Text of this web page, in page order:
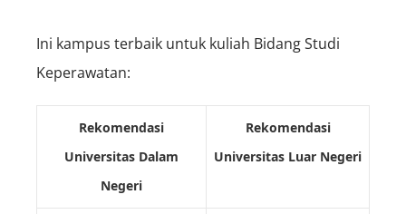
Ini kampus terbaik untuk kuliah Bidang Studi
Keperawatan:
Rekomendasi
Universitas Dalam
Negeri
Rekomendasi
Universitas Luar Negeri